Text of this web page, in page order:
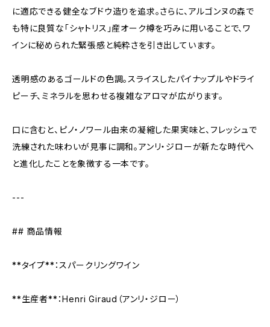
に適応できる健全なブドウ造りを追求。さらに、アルゴンヌの森で
も特に良質な「シャトリス」産オーク樽を巧みに用いることで、ワ
インに秘められた緊張感と純粋さを引き出しています。
透明感のあるゴールドの色調。スライスしたパイナップルやドライ
ピーチ、ミネラルを思わせる複雑なアロマが広がります。
口に含むと、ピノ・ノワール由来の凝縮した果実味と、フレッシュで
洗練された味わいが見事に調和。アンリ・ジローが新たな時代へ
と進化したことを象徴する一本です。
---
## 商品情報
**タイプ**：スパークリングワイン
**生産者**：Henri Giraud（アンリ・ジロー）